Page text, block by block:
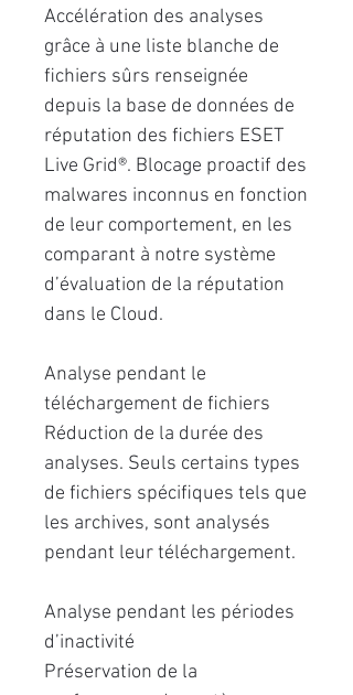
Accélération des analyses
grâce à une liste blanche de
ﬁchiers sûrs renseignée
depuis la base de données de
réputation des ﬁchiers ESET
Live Grid®. Blocage proactif des
malwares inconnus en fonction
de leur comportement, en les
comparant à notre système
d’évaluation de la réputation
dans le Cloud.
Analyse pendant le
téléchargement de ﬁchiers
Réduction de la durée des
analyses. Seuls certains types
de ﬁchiers spéciﬁques tels que
les archives, sont analysés
pendant leur téléchargement.
Analyse pendant les périodes
d’inactivité
Préservation de la